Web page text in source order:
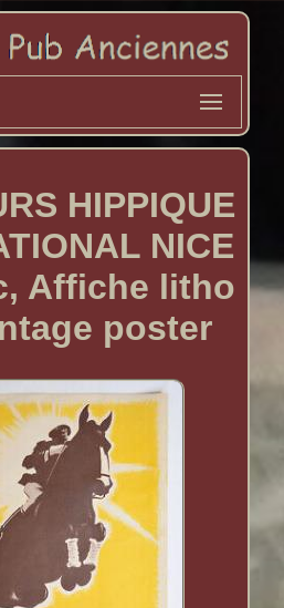
HIPPIQUE
NICE
Affiche litho
poster